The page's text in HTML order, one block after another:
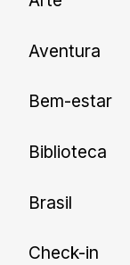
Aventura
Bem-estar
Biblioteca
Brasil
Check-in